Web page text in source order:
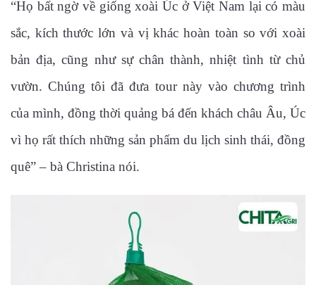
“Họ bất ngờ về giống xoài Úc ở Việt Nam lại có màu
sắc, kích thước lớn và vị khác hoàn toàn so với xoài
bản địa, cũng như sự chân thành, nhiệt tình từ chủ
vườn. Chúng tôi đã đưa tour này vào chương trình
của mình, đồng thời quảng bá đến khách châu Âu, Úc
vì họ rất thích những sản phẩm du lịch sinh thái, đồng
quê” – bà Christina nói.